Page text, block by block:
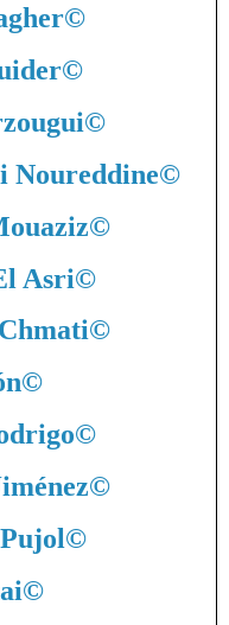
©
©
©
Noureddine©
©
Asri©
©
©
©
©
©
©